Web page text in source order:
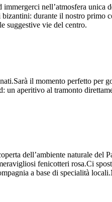
nell’atmosfera unica
durante il nostro primo
suggestive vie del centro.
il momento perfetto per
aperitivo al tramonto
dell’ambiente naturale del
fenicotteri rosa.Ci
a base di specialità